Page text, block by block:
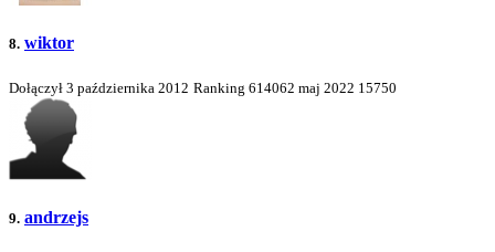
8. wiktor
Dołączył 3 października 2012 Ranking 614062 maj 2022 15750
9. andrzejs